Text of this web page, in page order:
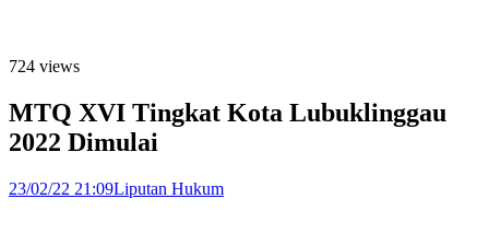
724 views
MTQ XVI Tingkat Kota Lubuklinggau
2022 Dimulai
23/02/22 21:09Liputan Hukum